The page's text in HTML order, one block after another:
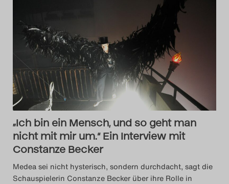
Das Theatertreffen-Blog
2018
Das Theatertreffen-Blog
2018 Alumni
Das Theatertreffen-Blog
2019
Das Theatertreffen-Blog
2020
„Ich bin ein Mensch, und so geht man
nicht mit mir um.“ Ein Interview mit
Constanze Becker
Medea sei nicht hysterisch, sondern durchdacht, sagt die
Schauspielerin Constanze Becker über ihre Rolle in